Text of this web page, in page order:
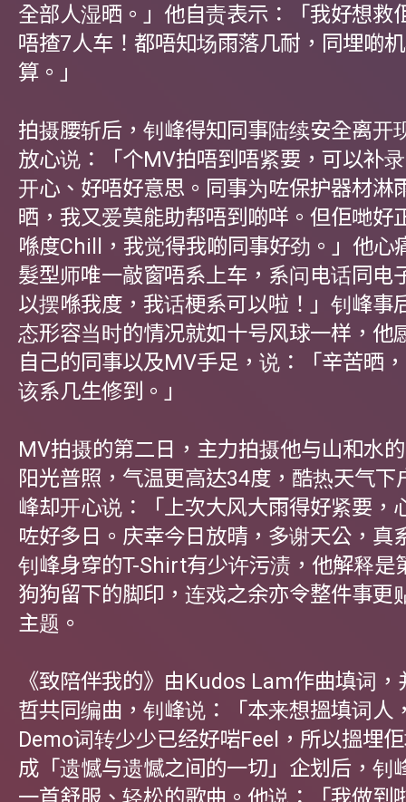
全部人湿晒。」他自责表示：「我好想救
唔揸7人车！都唔知场雨落几耐，同埋啲
算。」
拍摄腰斩后，钊峰得知同事陆续安全离开
放心说：「个MV拍唔到唔紧要，可以补
开心、好唔好意思。同事为咗保护器材淋
晒，我又爱莫能助帮唔到啲咩。但佢哋好
喺度Chill，我觉得我啲同事好劲。」他心
髮型师唯一敲窗唔系上车，系问电话同电
以摆喺我度，我话梗系可以啦！」钊峰事
态形容当时的情况就如十号风球一样，他
自己的同事以及MV手足，说：「辛苦晒
该系几生修到。」
MV拍摄的第二日，主力拍摄他与山和水
阳光普照，气温更高达34度，酷热天气下
峰却开心说：「上次大风大雨得好紧要，
咗好多日。庆幸今日放晴，多谢天公，真
钊峰身穿的T-Shirt有少许污渍，他解释是
狗狗留下的脚印，连戏之余亦令整件事更
主题。
《致陪伴我的》由Kudos Lam作曲填词
哲共同编曲，钊峰说：「本来想搵填词人
Demo词转少少已经好啱Feel，所以搵埋
成「遗憾与遗憾之间的一切」企划后，钊